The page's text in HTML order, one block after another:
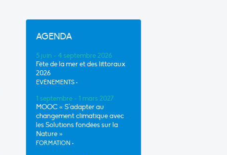
AGENDA
5 juin - 4 septembre 2026
Fête de la mer et des littoraux
2026
EVÈNEMENTS •
1 septembre - 1 mars 2027
MOOC « S’adapter au
changement climatique avec
les Solutions fondées sur la
Nature »
FORMATION •